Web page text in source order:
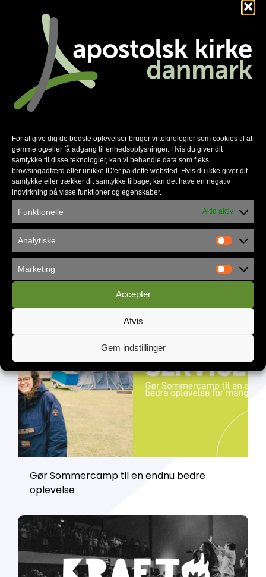
For at give dig de bedste oplevelser bruger vi teknologier som cookies til at
gemme og/eller få adgang til enhedsoplysninger. Hvis du giver dit
samtykke til disse teknologier, kan vi behandle data som f.eks.
browsingadfærd eller unikke ID'er på dette websted. Hvis du ikke giver dit
samtykke eller trækker dit samtykke tilbage, kan det have en negativ
indvirkning på visse funktioner og egenskaber.
Funktionelle Altid aktiv
Analytiske
Marketing
Accepter
Afvis
Gem indstillinger
Familienetværket gør en forskel
Københavns Frikirke flytter ind i
Gør Sommercamp til en endnu bedre
oplevelse